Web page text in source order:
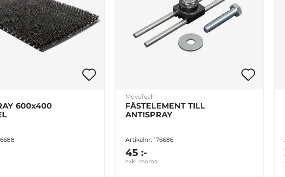
600x400
MoveTech
FÄSTELEMENT TILL
ANTISPRAY
Artikelnr: 176686
45 :-
exkl. moms